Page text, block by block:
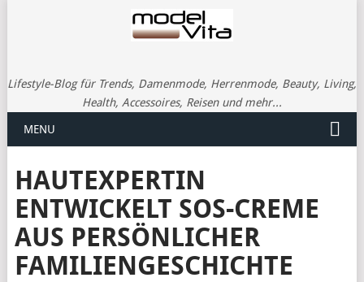
Lifestyle-Blog für Trends, Damenmode, Herrenmode, Beauty, Living,
Health, Accessoires, Reisen und mehr...
MENU
HAUTEXPERTIN
ENTWICKELT SOS-CREME
AUS PERSÖNLICHER
FAMILIENGESCHICHTE